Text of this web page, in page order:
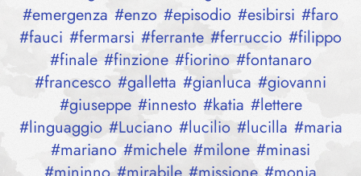
#emergenza #enzo #episodio #esibirsi #faro
#fauci #fermarsi #ferrante #ferruccio #filippo
#finale #finzione #fiorino #fontanaro
#francesco #galletta #gianluca #giovanni
#giuseppe #innesto #katia #lettere
#linguaggio #Luciano #lucilio #lucilla #maria
#mariano #michele #milone #minasi